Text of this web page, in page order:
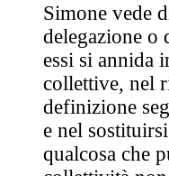
Simone vede
delegazione o
essi si annida
collettive, nel
definizione
e nel
qualcosa che